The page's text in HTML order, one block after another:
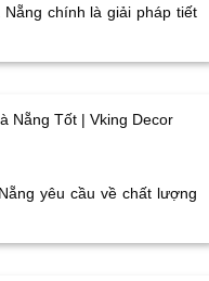
chính là giải pháp tiết
Nẵng Tốt | Vking Decor
yêu cầu về chất lượng